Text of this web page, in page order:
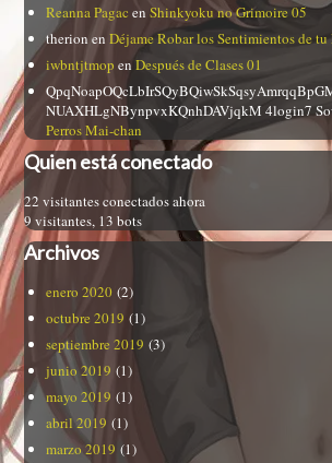
Reanna Pagac enShinkyoku no Grimoire 05
therionenDéjame Robar los Sentimientos de tu
iwbntjtmop enDespués de Clases 01
NUAXHLgNBynpvxKQnhDAVjqkM 4login7
Perros Mai-chan
Quien está conectado
22 visitantes conectados ahora
9 visitantes, 13 bots
Archivos
enero 2020 (2)
octubre 2019 (1)
septiembre 2019 (3)
junio 2019 (1)
mayo 2019 (1)
abril 2019 (1)
marzo 2019 (1)